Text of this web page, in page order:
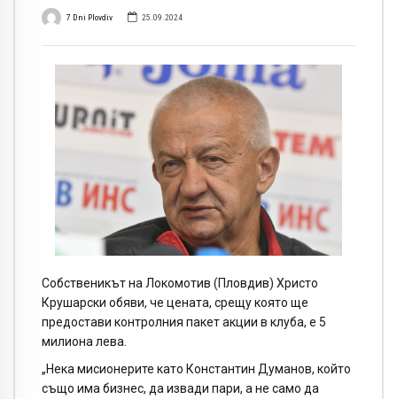
7 Dni Plovdiv 25.09.2024
Собственикът на Локомотив (Пловдив) Христо
Крушарски обяви, че цената, срещу която ще
предостави контролния пакет акции в клуба, е 5
милиона лева.
„Нека мисионерите като Константин Думанов, който
също има бизнес, да извади пари, а не само да